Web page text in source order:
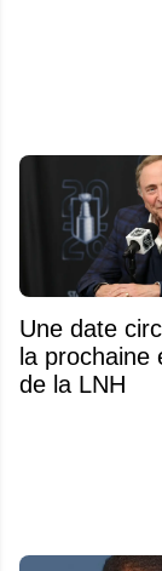
Une date
la prochaine
de la LNH